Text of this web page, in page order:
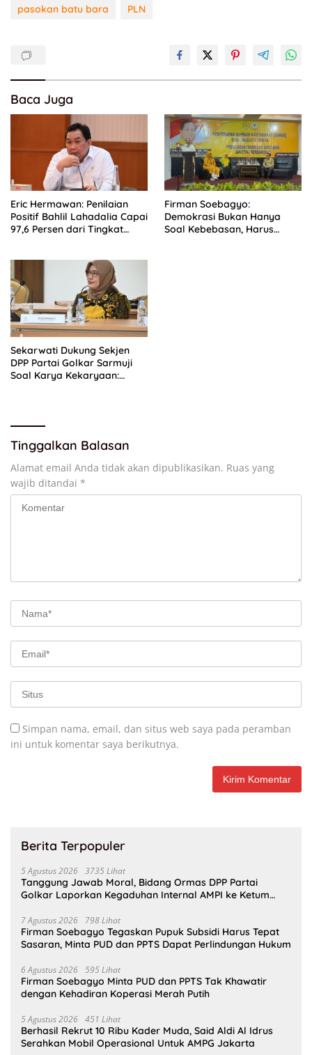
pasokan batu bara
PLN
Baca Juga
Eric Hermawan: Penilaian
Positif Bahlil Lahadalia Capai
97,6 Persen dari Tingkat
Firman Soebagyo:
Demokrasi Bukan Hanya
Soal Kebebasan, Harus
Sekarwati Dukung Sekjen
DPP Partai Golkar Sarmuji
Soal Karya Kekaryaan:
Tinggalkan Balasan
Alamat email Anda tidak akan dipublikasikan. Ruas yang
wajib ditandai *
Simpan nama, email, dan situs web saya pada peramban
ini untuk komentar saya berikutnya.
Berita Terpopuler
5 Agustus 2026 3735 Lihat
Tanggung Jawab Moral, Bidang Ormas DPP Partai
Golkar Laporkan Kegaduhan Internal AMPI ke Ketum
7 Agustus 2026 798 Lihat
Firman Soebagyo Tegaskan Pupuk Subsidi Harus Tepat
Sasaran, Minta PUD dan PPTS Dapat Perlindungan Hukum
6 Agustus 2026 595 Lihat
Firman Soebagyo Minta PUD dan PPTS Tak Khawatir
dengan Kehadiran Koperasi Merah Putih
5 Agustus 2026 451 Lihat
Berhasil Rekrut 10 Ribu Kader Muda, Said Aldi Al Idrus
Serahkan Mobil Operasional Untuk AMPG Jakarta